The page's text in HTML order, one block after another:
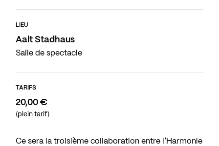
LIEU
Aalt Stadhaus
Salle de spectacle
TARIFS
20,00 €
(plein tarif)
Ce sera la troisième collaboration entre l’Harmonie